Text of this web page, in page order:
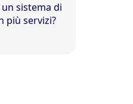
sistema di
più servizi?